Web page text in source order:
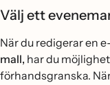
Välj ett
När du redigerar en
mall, har du
förhandsgranska.